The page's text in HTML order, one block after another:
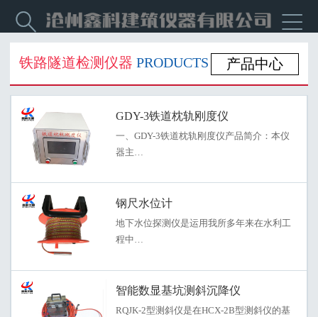


铁路隧道检测仪器 PRODUCTS 产品中心
GDY-3铁道枕轨刚度仪
一、GDY-3铁道枕轨刚度仪产品简介：本仪
器主…
钢尺水位计
地下水位探测仪是运用我所多年来在水利工
程中…
智能数显基坑测斜沉降仪
RQJK-2型测斜仪是在HCX-2B型测斜仪的基